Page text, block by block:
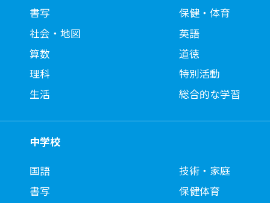
書写
社会・地図
算数
理科
生活
保健・体育
英語
道徳
特別活動
総合的な学習
中学校
国語
書写
技術・家庭
保健体育